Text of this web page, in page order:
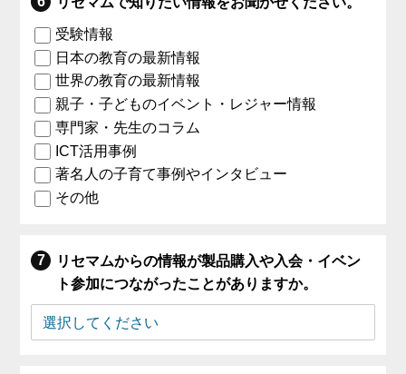
受験情報
日本の教育の最新情報
世界の教育の最新情報
親子・子どものイベント・レジャー情報
専門家・先生のコラム
ICT活用事例
著名人の子育て事例やインタビュー
その他
リセマムからの情報が製品購入や入会・イベン
ト参加につながったことがありますか。